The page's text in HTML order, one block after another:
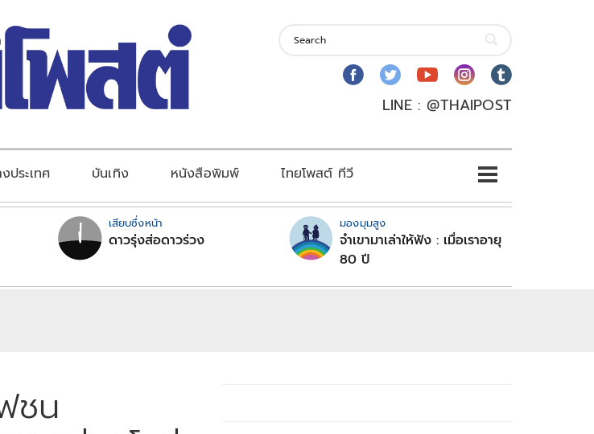
LINE : @THAIPOST
ประเทศ บันเทิง หนังสือพิมพ์ ไทยโพสต์ ทีวี
เสียบซึ่งหน้า
ดาวรุ่งส่อดาวร่วง
มองมุมสูง
จำเขามาเล่าให้ฟัง : เมื่อเราอายุ
80 ปี
ชน